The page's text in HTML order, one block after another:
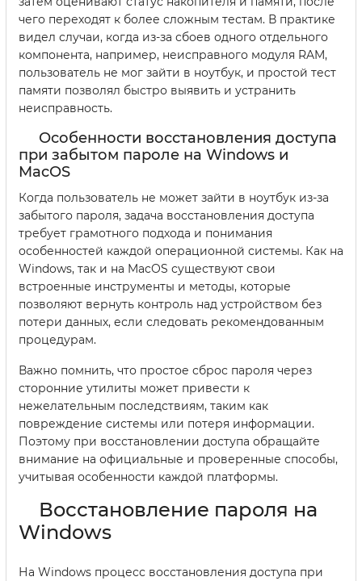
чего переходят к более сложным тестам. В практике
видел случаи, когда из-за сбоев одного отдельного
компонента, например, неисправного модуля RAM,
пользователь не мог зайти в ноутбук, и простой тест
памяти позволял быстро выявить и устранить
неисправность.
Особенности восстановления доступа
при забытом пароле на Windows и
MacOS
Когда пользователь не может зайти в ноутбук из-за
забытого пароля, задача восстановления доступа
требует грамотного подхода и понимания
особенностей каждой операционной системы. Как на
Windows, так и на MacOS существуют свои
встроенные инструменты и методы, которые
позволяют вернуть контроль над устройством без
потери данных, если следовать рекомендованным
процедурам.
Важно помнить, что простое сброс пароля через
сторонние утилиты может привести к
нежелательным последствиям, таким как
повреждение системы или потеря информации.
Поэтому при восстановлении доступа обращайте
внимание на официальные и проверенные способы,
учитывая особенности каждой платформы.
Восстановление пароля на
Windows
На Windows процесс восстановления доступа при